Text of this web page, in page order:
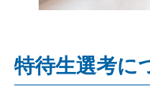
特待生選考に